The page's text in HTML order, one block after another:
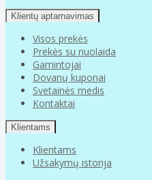
Klientų aptarnavimas
Visos prekės
Prekės su nuolaida
Gamintojai
Dovanų kuponai
Svetainės medis
Kontaktai
Klientams
Klientams
Užsakymų istorija